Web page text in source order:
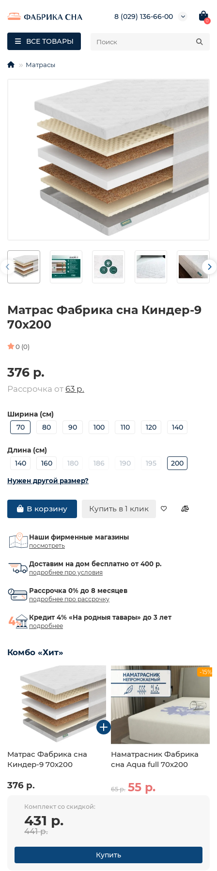
8 (029) 136-66-00
0
ВСЕ ТОВАРЫ
Матрасы
Матрас Фабрика сна Киндер-9
70х200
0 (0)
376 р.
Рассрочка от 63 р.
Ширина (см)
70
80 90 100 110 120 140
Длина (см)
140
160 180 186 190 195 200
Нужен другой размер?
В корзину Купить в 1 клик
Наши фирменные магазины
посмотреть
Доставим на дом бесплатно от 400 р.
подробнее про условия
Рассрочка 0% до 8 месяцев
подробнее про рассрочку
Кредит 4% «На родныя тавары» до 3 лет
подробнее
Комбо «Хит»
Матрас Фабрика сна
Киндер-9 70х200
376 р.
-15%
Наматрасник Фабрика
сна Aqua full 70х200
65 р. 55 р.
Комплект со скидкой:
431 р.
441 р.
Купить